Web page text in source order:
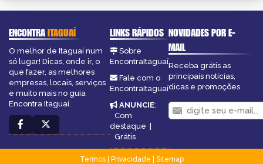
ENCONTRAITAGUAÍ
O melhor de Itaguaí num
só lugar! Dicas, onde ir, o
que fazer, as melhores
empresas, locais, serviços
e muito mais no guia
Encontra Itaguaí.
LINKS RÁPIDOS
Sobre
EncontraItaguaí
Fale com o
EncontraItaguaí
ANUNCIE:
Com
destaque |
Grátis
NOVIDADES POR E-
MAIL
Receba grátis as
principais notícias,
dicas e promoções
Termos| Privacidade
Sitemap